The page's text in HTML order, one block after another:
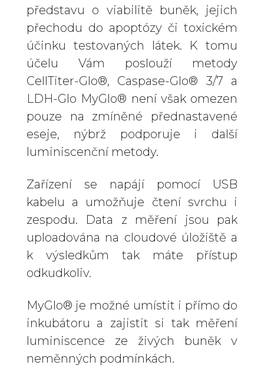
představu o viabilitě buněk, jejich
přechodu do apoptózy či toxickém
účinku testovaných látek. K tomu
účelu Vám poslouží metody
CellTiter-Glo®, Caspase-Glo® 3/7 a
LDH-Glo MyGlo® není však omezen
pouze na zmíněné přednastavené
eseje, nýbrž podporuje i další
luminiscenční metody.
Zařízení se napájí pomocí USB
kabelu a umožňuje čtení svrchu i
zespodu. Data z měření jsou pak
uploadována na cloudové úložiště a
k výsledkům tak máte přístup
odkudkoliv.
MyGlo® je možné umístit i přímo do
inkubátoru a zajistit si tak měření
luminiscence ze živých buněk v
neměnných podmínkách.